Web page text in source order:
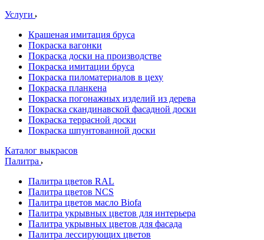
Услуги
Крашеная имитация бруса
Покраска вагонки
Покраска доски на производстве
Покраска имитации бруса
Покраска пиломатериалов в цеху
Покраска планкена
Покраска погонажных изделий из дерева
Покраска скандинавской фасадной доски
Покраска террасной доски
Покраска шпунтованной доски
Каталог выкрасов
Палитра
Палитра цветов RAL
Палитра цветов NCS
Палитра цветов масло Biofa
Палитра укрывных цветов для интерьера
Палитра укрывных цветов для фасада
Палитра лессирующих цветов